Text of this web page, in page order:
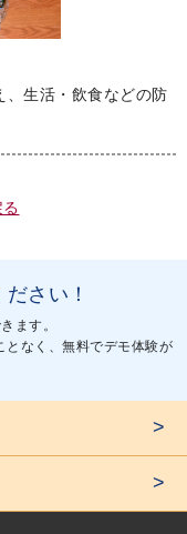
、生活・飲食などの防
さい！
ます。
となく、無料でデモ体験が